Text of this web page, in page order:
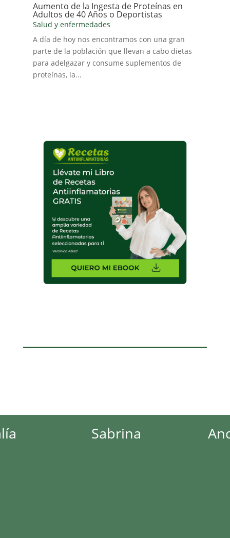
Aumento de la Ingesta de Proteínas en
Adultos de 40 Años o Deportistas
Salud y enfermedades
A día de hoy nos encontramos con una gran
parte de la población que llevan a cabo dietas
para adelgazar y consume suplementos de
proteínas, la...
Sabrina Andrea